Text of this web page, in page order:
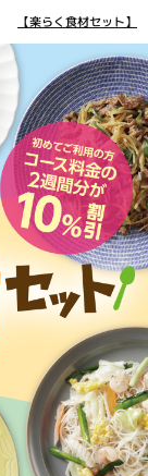
【楽らく食材セット】